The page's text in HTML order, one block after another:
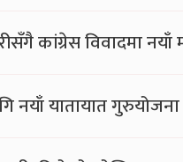
कांग्रेस विवादमा
नयाँ यातायात